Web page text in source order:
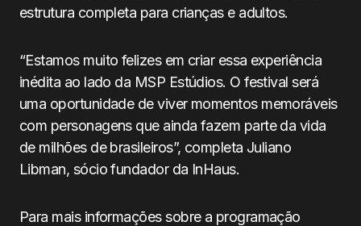
estrutura completa para crianças e adultos.
“Estamos muito felizes em criar essa experiência
inédita ao lado da MSP Estúdios. O festival será
uma oportunidade de viver momentos memoráveis
com personagens que ainda fazem parte da vida
de milhões de brasileiros”, completa Juliano
Libman, sócio fundador da InHaus.
Para mais informações sobre a programação